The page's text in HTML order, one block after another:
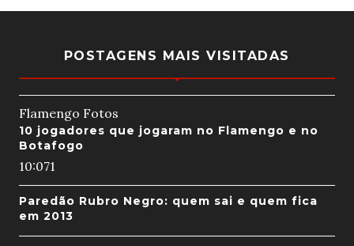
POSTAGENS MAIS VISITADAS
Flamengo Fotos
10 jogadores que jogaram no Flamengo e no
Botafogo
10:071
Paredão Rubro Negro: quem sai e quem fica
em 2013